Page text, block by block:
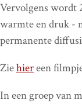
Vervolgens wordt
warmte en druk -
permanente
Ziehiereen
In een groep van